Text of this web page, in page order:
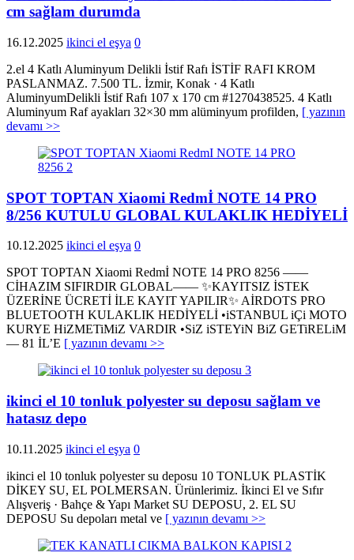
cm sağlam durumda
16.12.2025 ikinci el eşya 0
2.el 4 Katlı Aluminyum Delikli İstif Rafı İSTİF RAFI KROM
PASLANMAZ. 7.500 TL. İzmir, Konak · 4 Katlı
AluminyumDelikli İstif Rafı 107 x 170 cm #1270438525. 4 Katlı
Aluminyum Raf ayakları 32×30 mm alüminyum profilden, [ yazının
devamı >>
SPOT TOPTAN Xiaomi Redmİ NOTE 14 PRO
8/256 KUTULU GLOBAL KULAKLIK HEDİYELİ
10.12.2025 ikinci el eşya 0
SPOT TOPTAN Xiaomi Redmİ NOTE 14 PRO 8256 ——
CİHAZIM SIFIRDIR GLOBAL—— ✨KAYITSIZ İSTEK
ÜZERİNE ÜCRETİ İLE KAYIT YAPILIR✨ AİRDOTS PRO
BLUETOOTH KULAKLIK HEDİYELİ •iSTANBUL iÇi MOTO
KURYE HiZMETiMiZ VARDIR •SiZ iSTEYiN BiZ GETiRELiM
— 81 İL’E [ yazının devamı >>
ikinci el 10 tonluk polyester su deposu sağlam ve
hatasız depo
10.11.2025 ikinci el eşya 0
ikinci el 10 tonluk polyester su deposu 10 TONLUK PLASTİK
DİKEY SU, EL POLMERSAN. Ürünlerimiz. İkinci El ve Sıfır
Alışveriş · Bahçe & Yapı Market SU DEPOSU, 2. EL SU
DEPOSU Su depoları metal ve [ yazının devamı >>